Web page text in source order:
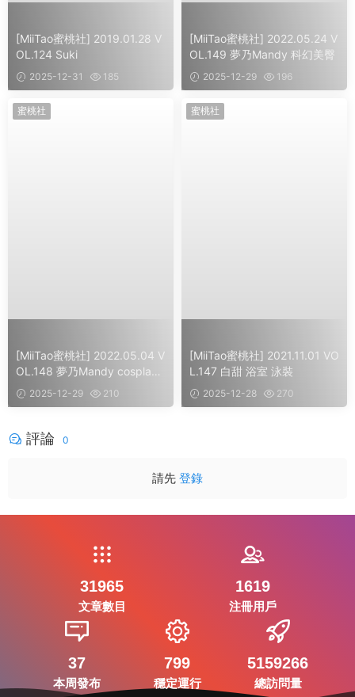
[MiiTao蜜桃社] 2019.01.28 V
OL.124 Suki
2025-12-31 185
[MiiTao蜜桃社] 2022.05.24 V
OL.149 夢乃Mandy 科幻美臀
2025-12-29 196
蜜桃社
[MiiTao蜜桃社] 2022.05.04 V
OL.148 夢乃Mandy cosplay
美臀2025-12-29 210
蜜桃社
[MiiTao蜜桃社] 2021.11.01 VO
L.147 白甜 浴室 泳裝
2025-12-28 270
評論 0
請先 登錄
31965
文章數目
1619
注冊用戶
37
本周發布
799
穩定運行
5159266
總訪問量